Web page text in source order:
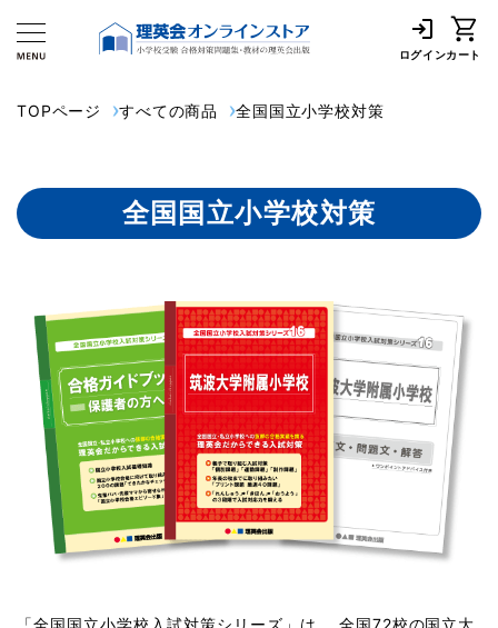
ログインカート
TOPページ すべての商品 全国国立小学校対策
全国国立小学校対策
「全国国立小学校入試対策シリーズ」は、 全国72校の国立大